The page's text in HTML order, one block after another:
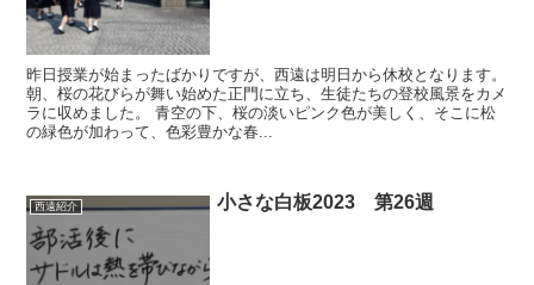
昨日授業が始まったばかりですが、西遠は明日から休校となります。
朝、桜の花びらが舞い始めた正門に立ち、生徒たちの登校風景をカメ
ラに収めました。 青空の下、桜の淡いピンク色が美しく、そこに松
の緑色が加わって、色彩豊かな春...
西遠紹介 小さな白板2023 第26週